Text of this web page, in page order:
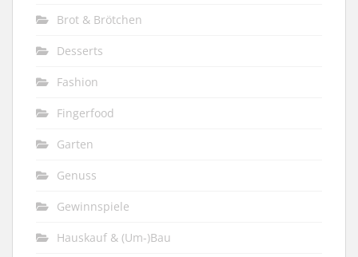
Brot & Brötchen
Desserts
Fashion
Fingerfood
Garten
Genuss
Gewinnspiele
Hauskauf & (Um-)Bau